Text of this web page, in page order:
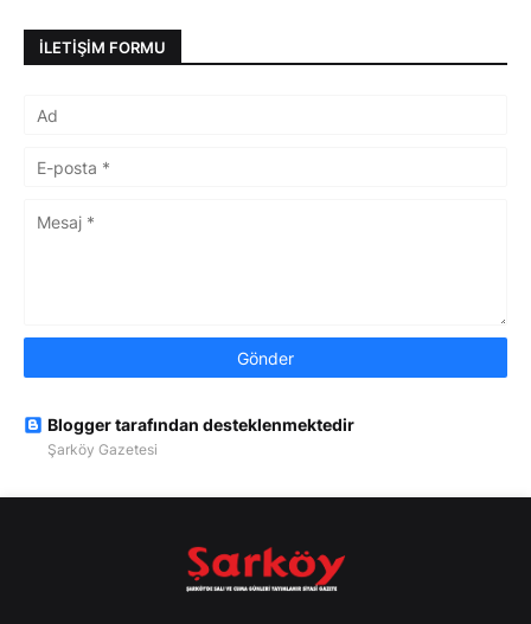
İLETIŞIM FORMU
Blogger tarafından desteklenmektedir
Şarköy Gazetesi